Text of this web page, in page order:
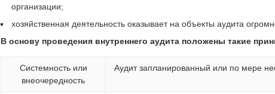
организации;
хозяйственная деятельность оказывает на объекты аудита
В основу проведения внутреннего аудита положены такие
Системность или
внеочередность
Аудит запланированный или по мере